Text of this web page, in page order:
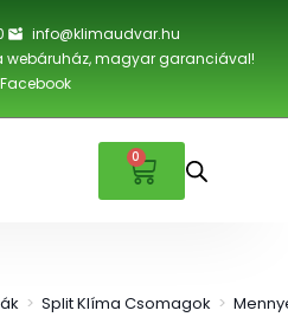
info@klimaudvar.hu
magyar garanciával!
Facebook
0
> Split Klíma Csomagok >